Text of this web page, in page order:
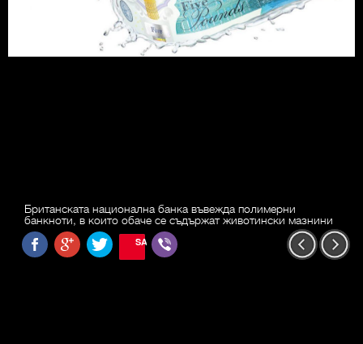
Британската национална банка въвежда полимерни
банкноти, в които обаче се съдържат животински мазнини
SAVE